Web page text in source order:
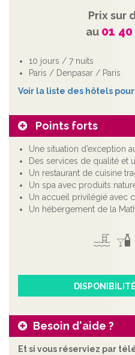
Prix sur
au 01
10 jours / 7 nuits
Paris / Denpasar / Paris
Voir la liste des hôtels pour
Points forts
Une situation d’exception
Des services de qualité et
Un restaurant de cuisine
Un spa avec produits
Un accueil privilégié avec
Un hébergement de la
Besoin d'aide ?
Et si vous réserviez par